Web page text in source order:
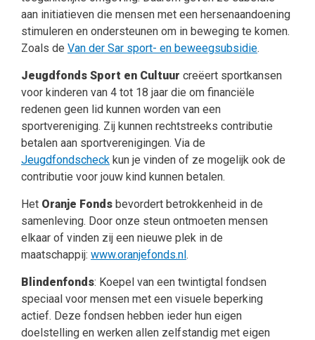
aan initiatieven die mensen met een hersenaandoening
stimuleren en ondersteunen om in beweging te komen.
Zoals de Van der Sar sport- en beweegsubsidie.
Jeugdfonds Sport en Cultuur creëert sportkansen
voor kinderen van 4 tot 18 jaar die om financiële
redenen geen lid kunnen worden van een
sportvereniging. Zij kunnen rechtstreeks contributie
betalen aan sportverenigingen. Via de
Jeugdfondscheck kun je vinden of ze mogelijk ook de
contributie voor jouw kind kunnen betalen.
Het Oranje Fonds bevordert betrokkenheid in de
samenleving. Door onze steun ontmoeten mensen
elkaar of vinden zij een nieuwe plek in de
maatschappij: www.oranjefonds.nl.
Blindenfonds: Koepel van een twintigtal fondsen
speciaal voor mensen met een visuele beperking
actief. Deze fondsen hebben ieder hun eigen
doelstelling en werken allen zelfstandig met eigen